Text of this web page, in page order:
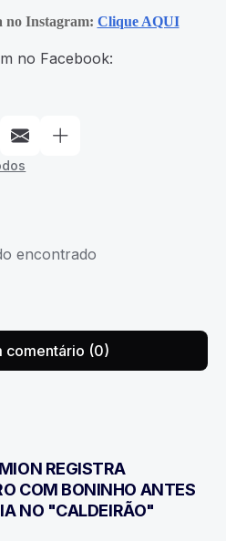
no Instagram: Clique AQUI
no Facebook:
encontrado
comentário (0)
REGISTRA
COM BONINHO ANTES
NO "CALDEIRÃO"